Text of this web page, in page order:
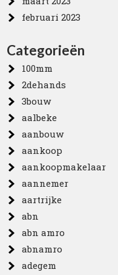
februari 2023
Categorieën
100mm
2dehands
3bouw
aalbeke
aanbouw
aankoop
aankoopmakelaar
aannemer
aartrijke
abn
abn amro
abnamro
adegem